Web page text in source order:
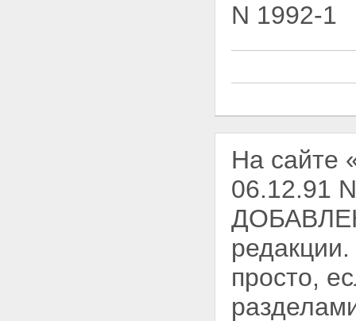
N 1992-1
На сайте
06.12.91
просто,